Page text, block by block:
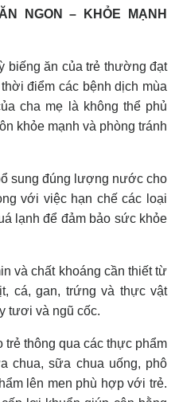
NGON – KHỎE MẠNH
biếng ăn của trẻ thường đạt
điểm các bệnh dịch mùa
cha mẹ là không thể phủ
khỏe mạnh và phòng tránh
sung đúng lượng nước cho
với việc hạn chế các loại
lạnh để đảm bảo sức khỏe
và chất khoáng cần thiết từ
cá, gan, trứng và thực vật
tươi và ngũ cốc.
trẻ thông qua các thực phẩm
chua, sữa chua uống, phô
lên men phù hợp với trẻ.